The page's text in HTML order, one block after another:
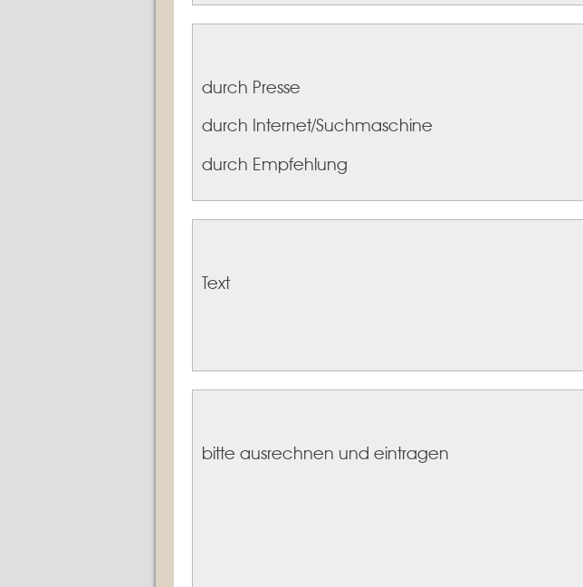
durch Presse
durch Internet/Suchmaschine
durch Empfehlung
Text
bitte ausrechnen und eintragen